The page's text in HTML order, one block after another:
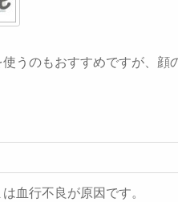
うのもおすすめですが、
血行不良が原因です。